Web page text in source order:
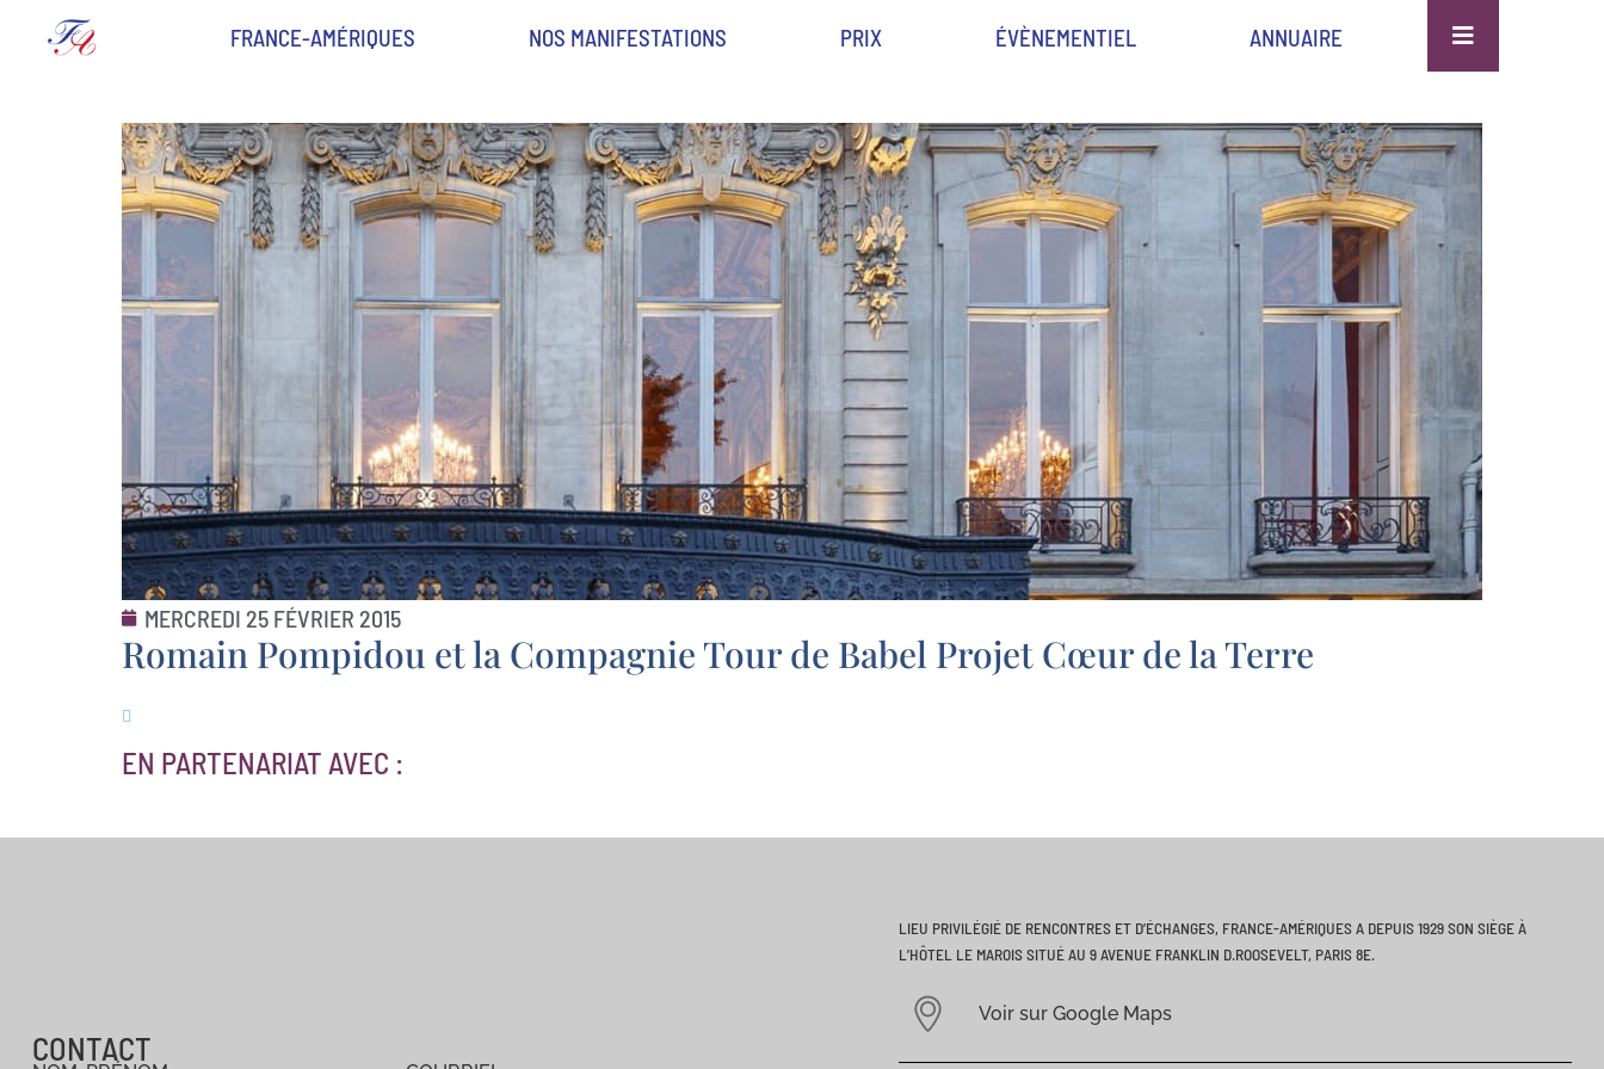
FRANCE-AMÉRIQUES NOS MANIFESTATIONS PRIX ÉVÈNEMENTIEL ANNUAIRE
MERCREDI 25 FÉVRIER 2015
Romain Pompidou et la Compagnie Tour de Babel Projet Cœur de la Terre
EN PARTENARIAT AVEC :
CONTACT
LIEU PRIVILÉGIÉ DE RENCONTRES ET D’ÉCHANGES, FRANCE-AMÉRIQUES A DEPUIS 1929 SON SIÈGE À
L’HÔTEL LE MAROIS SITUÉ AU 9 AVENUE FRANKLIN D.ROOSEVELT, PARIS 8E.
Voir sur Google Maps